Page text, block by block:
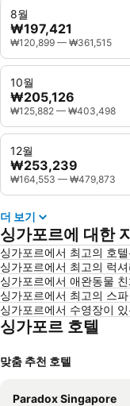
8월
₩197,421
₩120,899 — ₩361,515
10월
₩205,126
₩125,882 — ₩403,498
12월
₩253,239
₩164,553 — ₩479,873
더 보기
싱가포르에 대한
싱가포르에서 최고의 호
싱가포르에서 최고의 럭
싱가포르에서 애완동물
싱가포르에서 최고의 스
싱가포르에서 수영장이
싱가포르 호텔
맞춤 추천 호텔
Paradox Singapore